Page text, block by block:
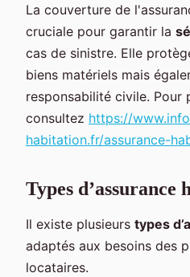
La couverture de
cruciale pour garantir la
cas de sinistre. Elle
biens matériels mais
responsabilité civile. Pour
consultez https://
habitation.fr/assurance-
Types d’assurance
Il existe plusieurs types
adaptés aux besoins des
locataires.